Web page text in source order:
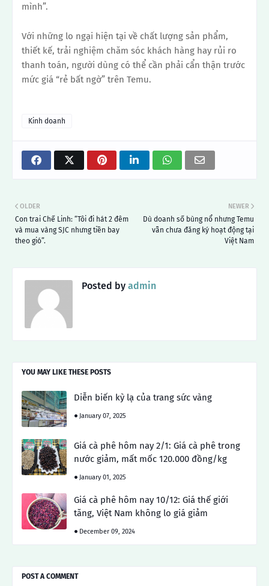
mình”.
Với những lo ngại hiện tại về chất lượng sản phẩm,
thiết kế, trải nghiệm chăm sóc khách hàng hay rủi ro
thanh toán, người dùng có thể cần phải cẩn thận trước
mức giá “rẻ bất ngờ” trên Temu.
Kinh doanh
NEWER
Dù doanh số bùng nổ nhưng Temu
vẫn chưa đăng ký hoạt động tại
Việt Nam
OLDER
Con trai Chế Linh: “Tôi đi hát 2 đêm
và mua vàng SJC nhưng tiền bay
theo gió”.
Posted by admin
YOU MAY LIKE THESE POSTS
Diễn biến kỳ lạ của trang sức vàng
January 07, 2025
Giá cà phê hôm nay 2/1: Giá cà phê trong
nước giảm, mất mốc 120.000 đồng/kg
January 01, 2025
Giá cà phê hôm nay 10/12: Giá thế giới
tăng, Việt Nam không lo giá giảm
December 09, 2024
POST A COMMENT